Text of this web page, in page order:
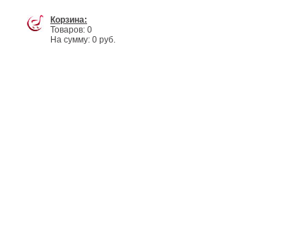
Корзина:
Товаров: 0
На сумму: 0 руб.